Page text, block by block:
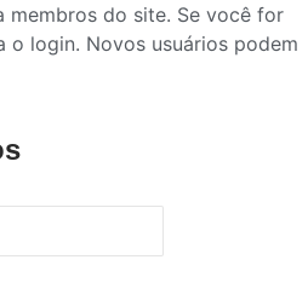
membros do site. Se você for
o login. Novos usuários podem